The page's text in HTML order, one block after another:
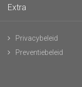
Extra
Privacybeleid
Preventiebeleid